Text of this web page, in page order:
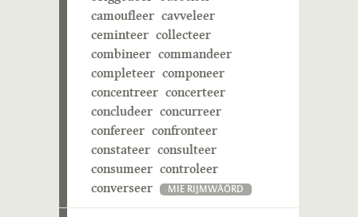
camoufleer cavveleer
ceminteer collecteer
combineer commandeer
completeer componeer
concentreer concerteer
concludeer concurreer
confereer confronteer
constateer consulteer
consumeer controleer
converseer
MIE RIJMWÄÖRD